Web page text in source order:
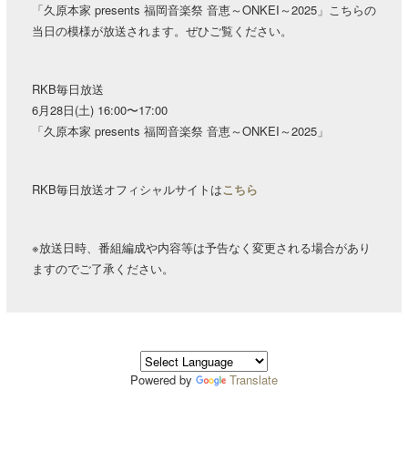
「久原本家 presents 福岡音楽祭 音恵～ONKEI～2025」こちらの
当日の模様が放送されます。ぜひご覧ください。
RKB毎日放送
6月28日(土) 16:00〜17:00
「久原本家 presents 福岡音楽祭 音恵～ONKEI～2025」
RKB毎日放送オフィシャルサイトはこちら
※放送日時、番組編成や内容等は予告なく変更される場合があり
ますのでご了承ください。
Powered by Translate